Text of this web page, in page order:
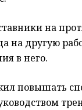
на
на другую
в него.
повышать